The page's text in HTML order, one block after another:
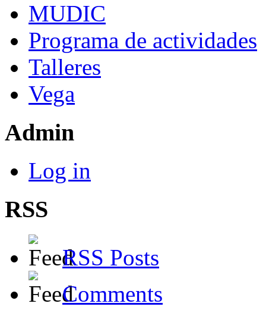
MUDIC
Programa de actividades
Talleres
Vega
Admin
Log in
RSS
RSS Posts
Comments